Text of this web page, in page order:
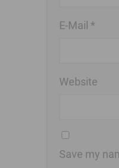
E-Mail *
Website
Save my